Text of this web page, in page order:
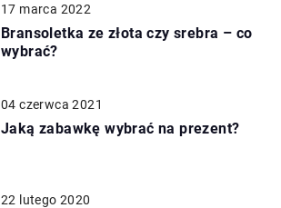
17 marca 2022
Bransoletka ze złota czy srebra – co
wybrać?
04 czerwca 2021
Jaką zabawkę wybrać na prezent?
22 lutego 2020